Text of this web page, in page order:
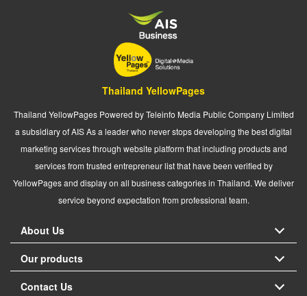
Thailand YellowPages
Thailand YellowPages Powered by Teleinfo Media Public Company Limited
a subsidiary of AIS As a leader who never stops developing the best digital
marketing services through website platform that including products and
services from trusted entrepreneur list that have been verified by
YellowPages and display on all business categories in Thailand. We deliver
service beyond expectation from professional team.
About Us
Our products
Contact Us